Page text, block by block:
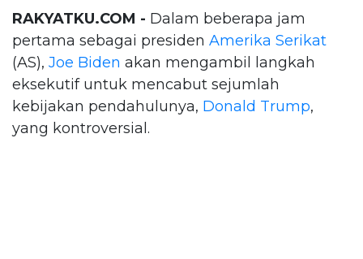
RAKYATKU.COM - Dalam beberapa jam
pertama sebagai presiden Amerika Serikat
(AS), Joe Biden akan mengambil langkah
eksekutif untuk mencabut sejumlah
kebijakan pendahulunya, Donald Trump,
yang kontroversial.